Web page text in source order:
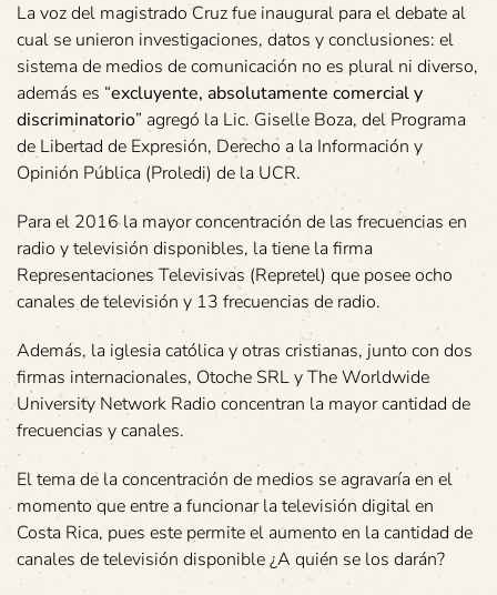
La voz del magistrado Cruz fue inaugural para el debate al
cual se unieron investigaciones, datos y conclusiones: el
sistema de medios de comunicación no es plural ni diverso,
además es “excluyente, absolutamente comercial y
discriminatorio” agregó la Lic. Giselle Boza, del Programa
de Libertad de Expresión, Derecho a la Información y
Opinión Pública (Proledi) de la UCR.
Para el 2016 la mayor concentración de las frecuencias en
radio y televisión disponibles, la tiene la firma
Representaciones Televisivas (Repretel) que posee ocho
canales de televisión y 13 frecuencias de radio.
Además, la iglesia católica y otras cristianas, junto con dos
firmas internacionales, Otoche SRL y The Worldwide
University Network Radio concentran la mayor cantidad de
frecuencias y canales.
El tema de la concentración de medios se agravaría en el
momento que entre a funcionar la televisión digital en
Costa Rica, pues este permite el aumento en la cantidad de
canales de televisión disponible ¿A quién se los darán?